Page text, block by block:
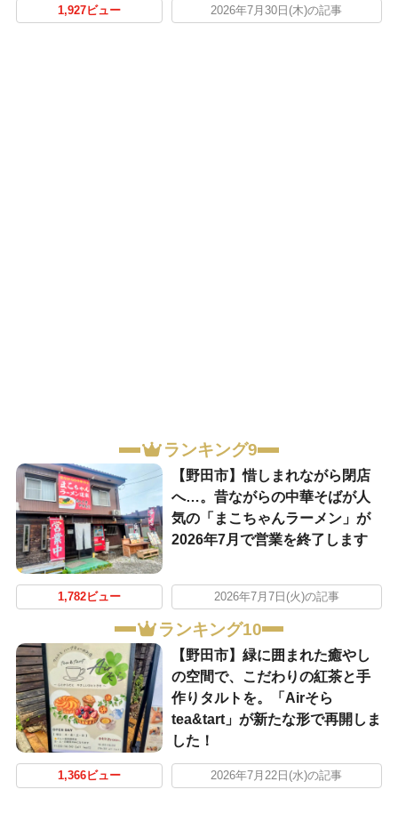
1,927ビュー 2026年7月30日(木)の記事
ランキング9
【野田市】惜しまれながら閉店
へ…。昔ながらの中華そばが人
気の「まこちゃんラーメン」が
2026年7月で営業を終了します
1,782ビュー 2026年7月7日(火)の記事
ランキング10
【野田市】緑に囲まれた癒やし
の空間で、こだわりの紅茶と手
作りタルトを。「Airそら
tea&tart」が新たな形で再開しま
した！
1,366ビュー 2026年7月22日(水)の記事